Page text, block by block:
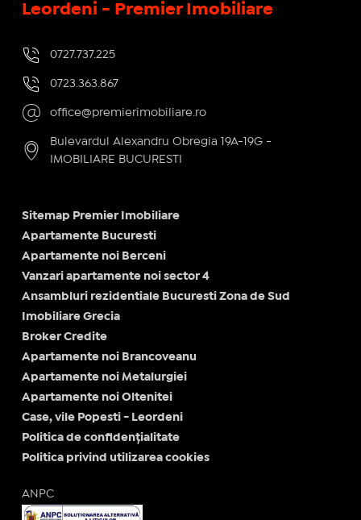
Leordeni - Premier Imobiliare
0727.737.225
0723.363.867
office@premierimobiliare.ro
Bulevardul Alexandru Obregia 19A-19G -
IMOBILIARE BUCURESTI
Sitemap Premier Imobiliare
Apartamente Bucuresti
Apartamente noi Berceni
Vanzari apartamente noi sector 4
Ansambluri rezidentiale Bucuresti Zona de Sud
Imobiliare Grecia
Broker Credite
Apartamente noi Brancoveanu
Apartamente noi Metalurgiei
Apartamente noi Oltenitei
Case, vile Popesti - Leordeni
Politica de confidențialitate
Politica privind utilizarea cookies
ANPC